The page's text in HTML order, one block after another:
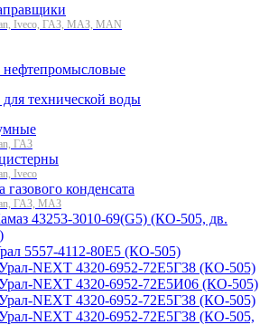
Iveco, ГАЗ, МАЗ, MAN
технической воды
ГАЗ
Iveco
газового конденсата
ГАЗ, МАЗ
43253-3010-69(G5) (КО-505, дв.
5557-4112-80Е5 (КО-505)
NEXT 4320-6952-72Е5Г38 (КО-505)
NEXT 4320-6952-72Е5И06 (КО-505)
NEXT 4320-6952-72Е5Г38 (КО-505)
NEXT 4320-6952-72Е5Г38 (КО-505,